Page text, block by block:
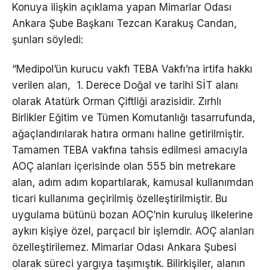
Konuya ilişkin açıklama yapan Mimarlar Odası
Ankara Şube Başkanı Tezcan Karakuş Candan,
şunları söyledi:
“Medipol’ün kurucu vakfı TEBA Vakfı’na irtifa hakkı
verilen alan, 1. Derece Doğal ve tarihi SİT alanı
olarak Atatürk Orman Çiftliği arazisidir. Zırhlı
Birlikler Eğitim ve Tümen Komutanlığı tasarrufunda,
ağaçlandırılarak hatıra ormanı haline getirilmiştir.
Tamamen TEBA vakfına tahsis edilmesi amacıyla
AOÇ alanları içerisinde olan 555 bin metrekare
alan, adım adım kopartılarak, kamusal kullanımdan
ticari kullanıma geçirilmiş özelleştirilmiştir. Bu
uygulama bütünü bozan AOÇ’nin kuruluş ilkelerine
aykırı kişiye özel, parçacıl bir işlemdir. AOÇ alanları
özelleştirilemez. Mimarlar Odası Ankara Şubesi
olarak süreci yargıya taşımıştık. Bilirkişiler, alanın